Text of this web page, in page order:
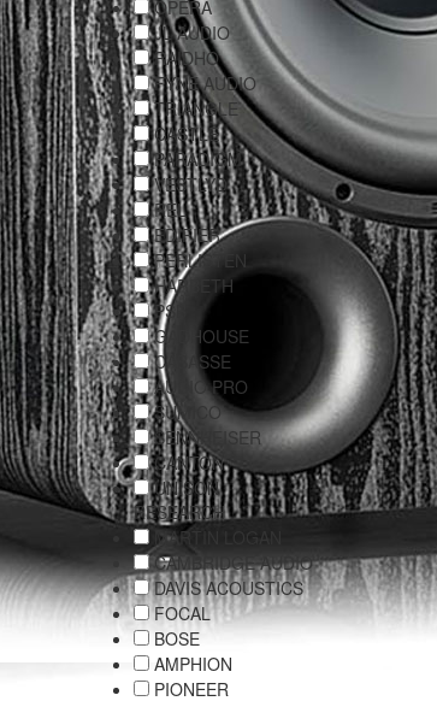
OPERA
JL AUDIO
RAIDHO
FYNE AUDIO
TRIANGLE
CASTLE
PARADIGM
VESTLYD
REL
EDIFIER
PERLISTEN
HARBETH
PSB
GADHOUSE
CABASSE
AUDIO PRO
SUMICO
SENNHEISER
CANTON
UNISON
RESEARCH
MARTIN LOGAN
CAMBRIDGE AUDIO
DAVIS ACOUSTICS
FOCAL
BOSE
AMPHION
PIONEER